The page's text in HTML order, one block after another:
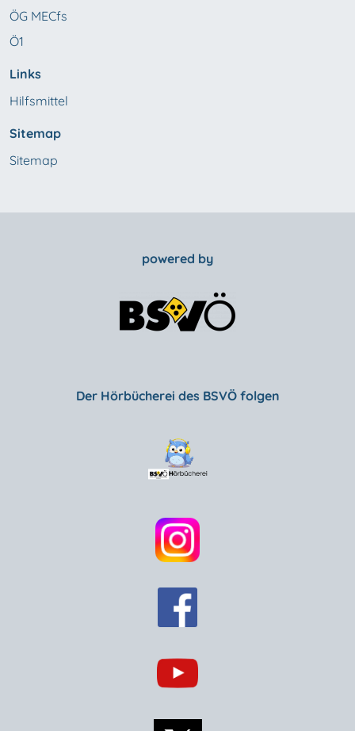
ÖG MECfs
Ö1
Links
Hilfsmittel
Sitemap
Sitemap
powered by
Der Hörbücherei des BSVÖ folgen